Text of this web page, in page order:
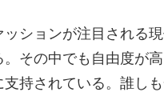
ションが注目される
その中でも自由度が
持されている。誰し